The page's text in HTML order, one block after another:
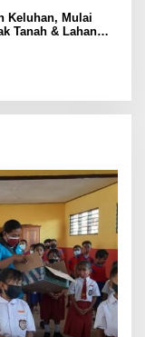
Keluhan, Mulai
Tanah & Lahan